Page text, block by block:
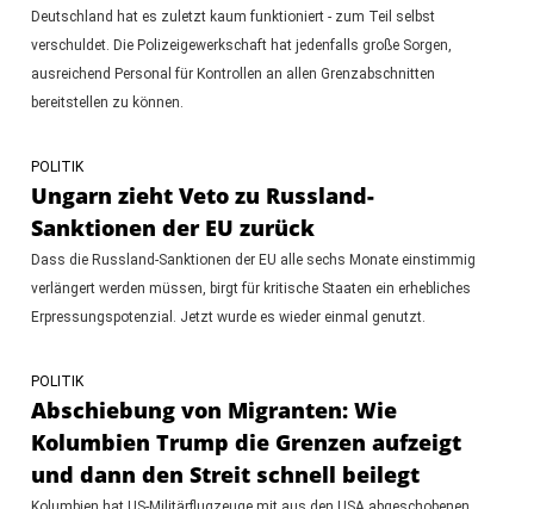
Deutschland hat es zuletzt kaum funktioniert - zum Teil selbst
verschuldet. Die Polizeigewerkschaft hat jedenfalls große Sorgen,
ausreichend Personal für Kontrollen an allen Grenzabschnitten
bereitstellen zu können.
POLITIK
Ungarn zieht Veto zu Russland-
Sanktionen der EU zurück
Dass die Russland-Sanktionen der EU alle sechs Monate einstimmig
verlängert werden müssen, birgt für kritische Staaten ein erhebliches
Erpressungspotenzial. Jetzt wurde es wieder einmal genutzt.
POLITIK
Abschiebung von Migranten: Wie
Kolumbien Trump die Grenzen aufzeigt
und dann den Streit schnell beilegt